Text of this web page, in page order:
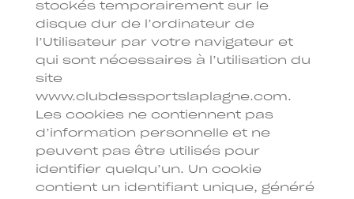
stockés temporairement sur le
disque dur de l’ordinateur de
l’Utilisateur par votre navigateur et
qui sont nécessaires à l’utilisation du
site
www.clubdessportslaplagne.com.
Les cookies ne contiennent pas
d’information personnelle et ne
peuvent pas être utilisés pour
identifier quelqu’un. Un cookie
contient un identifiant unique, généré